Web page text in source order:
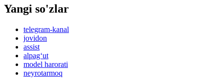
Yangi so'zlar
telegram-kanal
jovidon
assist
alpag‘ut
model harorati
neyrotarmoq